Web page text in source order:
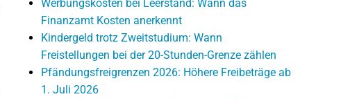
Werbungskosten bei Leerstand: Wann das
Finanzamt Kosten anerkennt
Kindergeld trotz Zweitstudium: Wann
Freistellungen bei der 20-Stunden-Grenze zählen
Pfändungsfreigrenzen 2026: Höhere Freibeträge ab
1. Juli 2026